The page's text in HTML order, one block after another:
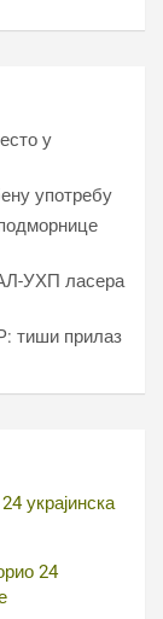
у
употребу
УХП ласера
тиши прилаз
украјинска
24